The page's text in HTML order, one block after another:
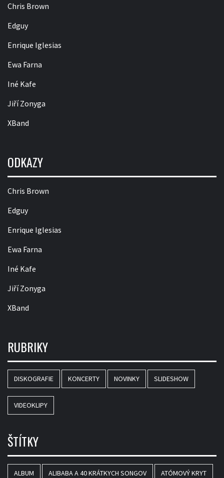
Chris Brown
Edguy
Enrique Iglesias
Ewa Farna
Iné Kafe
Jiří Zonyga
XBand
ODKAZY
Chris Brown
Edguy
Enrique Iglesias
Ewa Farna
Iné Kafe
Jiří Zonyga
XBand
RUBRIKY
DISKOGRAFIE KONCERTY NOVINKY SLIDESHOW
VIDEOKLIPY
ŠTÍTKY
ALBUM ALIBABA A 40 KRÁTKYCH SONGOV ATÓMOVÝ KRYT